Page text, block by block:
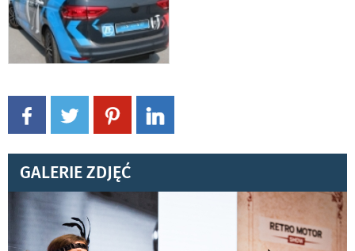
GALERIE ZDJĘĆ